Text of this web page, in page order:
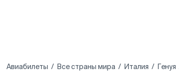
Авиабилеты Все страны мира Италия Генуя